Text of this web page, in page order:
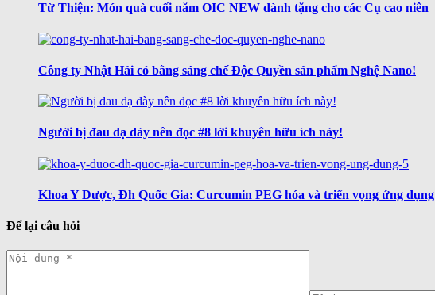
Từ Thiện: Món quà cuối năm OIC NEW dành tặng cho các Cụ cao niên
Công ty Nhật Hải có bằng sáng chế Độc Quyền sản phẩm Nghệ Nano!
Người bị đau dạ dày nên đọc #8 lời khuyên hữu ích này!
Khoa Y Dược, Đh Quốc Gia: Curcumin PEG hóa và triển vọng ứng dụng
Để lại câu hỏi